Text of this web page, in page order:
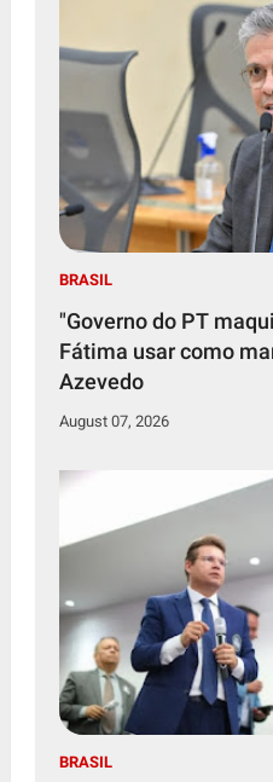
BRASIL
"Governo do PT
Fátima usar como
Azevedo
August 07, 2026
BRASIL